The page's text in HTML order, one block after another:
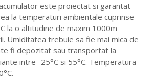
este proiectat si garantat
la temperaturi ambientale cuprinse
la o altitudine de maxim 1000m
Umiditatea trebuie sa fie mai mica de
fi depozitat sau transportat la
intre -25°C si 55°C. Temperatura